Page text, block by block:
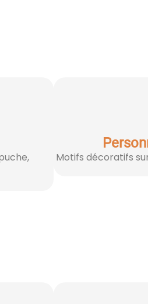
Motifs décoratifs